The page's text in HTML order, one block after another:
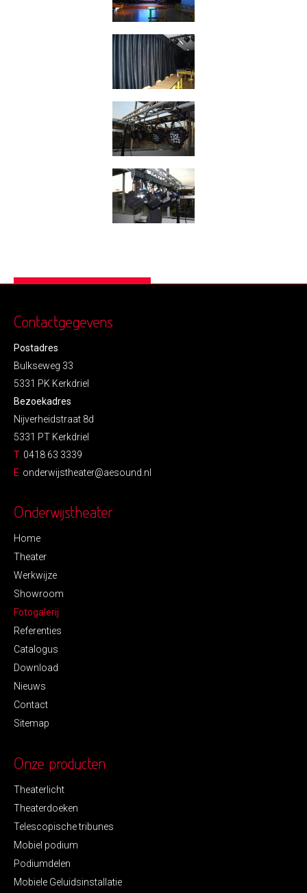
Contactgegevens
Postadres
Bulkseweg 33
5331 PK Kerkdriel
Bezoekadres
Nijverheidstraat 8d
5331 PT Kerkdriel
T 0418 63 3339
E onderwijstheater@aesound.nl
Onderwijstheater
Home
Theater
Werkwijze
Showroom
Fotogalerij
Referenties
Catalogus
Download
Nieuws
Contact
Sitemap
Onze producten
Theaterlicht
Theaterdoeken
Telescopische tribunes
Mobiel podium
Podiumdelen
Mobiele Geluidsinstallatie